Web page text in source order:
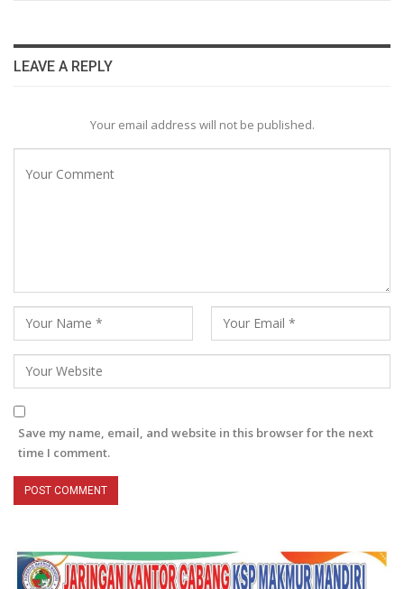
LEAVE A REPLY
Your email address will not be published.
Save my name, email, and website in this browser for the next
time I comment.